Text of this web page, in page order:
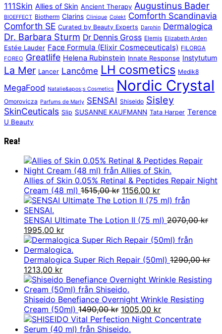
111Skin Allies of Skin Ancient Therapy Augustinus Bader
BIOEFFECT Biotherm Clarins Clinique Colekt Comforth Scandinavia
Comforth SE Curated by Beauty Experts Darphin Dermalogica
Dr. Barbara Sturm Dr Dennis Gross Elemis Elizabeth Arden
Estée Lauder Face Formula (Elixir Cosmeceuticals) FILORGA
FOREO Greatlife Helena Rubinstein Innate Response Instytutum
La Mer Lancer Lancôme LH cosmetics Medik8
MegaFood Natalie&apos;s Cosmetics Nordic Crystal
Omorovicza Parfums de Marly SENSAI Shiseido Sisley
SkinCeuticals Slip SUSANNE KAUFMANN Tata Harper Terence
U Beauty
Rea!
Allies of Skin 0.05% Retinal & Peptides Repair Night
Cream (48 ml) 1515,00kr Det
ursprungliga
var:
1156,00 krDet
nuvarande
är:
SENSAI Ultimate The Lotion II (75 ml) 2070,00kr
Det
ursprungliga
priset
var:
2070,00 kr.
1995,00 krDet
nuvarande
priset
är:
Dermalogica Super Rich Repair (50ml) 1290,00kr
Det
ursprungliga
priset
var:
1290,00 kr.
1213,00 krDet
nuvarande
priset
är:
1213,00 kr.
Shiseido Benefiance Overnight Wrinkle Resisting
Cream (50ml) 1490,00kr Det
ursprungliga
priset
1005,00 krDet
nuvarande